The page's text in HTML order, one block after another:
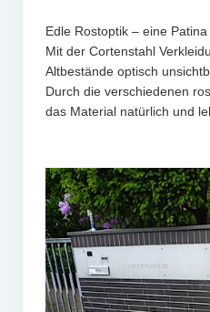
Edle Rostoptik – eine
Mit der Cortenstahl
Altbestände optisch
Durch die verschiedenen
das Material natürlich und